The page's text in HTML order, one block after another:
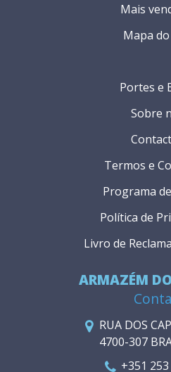
ARMAZÉM
RUA DOS
4700-307
+351
Portes e
Sobre
Termos e
Programa
Política de
Livro de
Mais
Mapa